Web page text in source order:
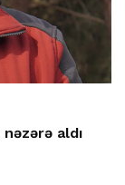
aldı